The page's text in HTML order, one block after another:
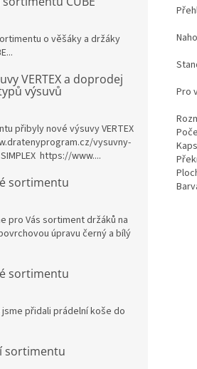
o věšáky a držáky
VERTEX a doprodej
výsuvů
přibyly nové výsuvy VERTEX
vysuvny-
https://www....
sortimentu
pro Vás sortiment držáků na
úpravu černý a bílý
sortimentu
přidali prádelní koše do
sortimentu
Pro